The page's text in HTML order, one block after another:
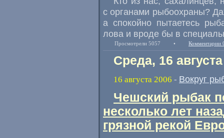
с органами рыбоохраны?
а спокойно пытаетесь
лова и вроде бы в
Просмотрели 5057 • Комментарии
Среда, 16
16 августа 2006 - Вокруг
Чешский рыбак
несколько лет
грязной рекой